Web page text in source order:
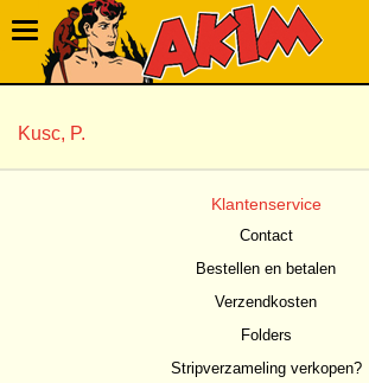
Kusc, P.
Klantenservice
Contact
Bestellen en betalen
Verzendkosten
Folders
Stripverzameling verkopen?